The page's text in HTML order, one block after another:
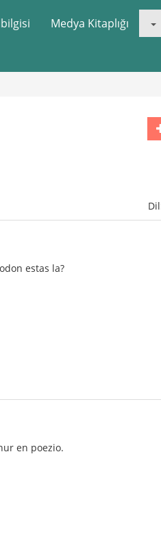
Medya Kitaplığı
estas la?
en poezio.